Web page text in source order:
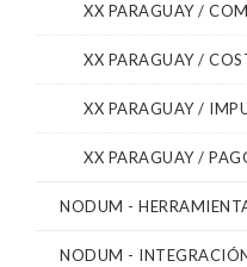
XX PARAGUAY /
XX PARAGUAY /
XX PARAGUAY /
XX PARAGUAY /
NODUM -
NODUM -